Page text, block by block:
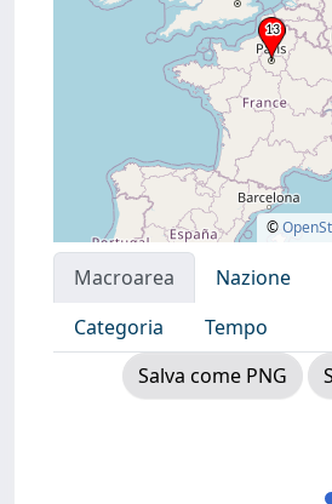
©
Macroarea Nazione
Categoria
Tempo
Salva come PNG